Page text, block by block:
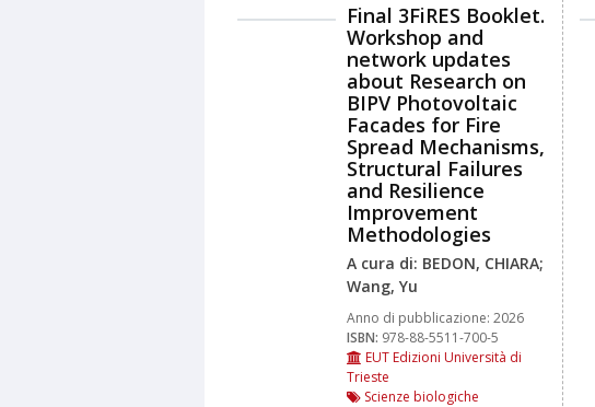
Final 3FiRES Booklet.
Workshop and
network updates
about Research on
BIPV Photovoltaic
Facades for Fire
Spread Mechanisms,
Structural Failures
and Resilience
Improvement
Methodologies
A cura di: BEDON, CHIARA;
Wang, Yu
Anno di pubblicazione: 2026
ISBN: 978-88-5511-700-5
EUT Edizioni Università di
Trieste
Scienze biologiche